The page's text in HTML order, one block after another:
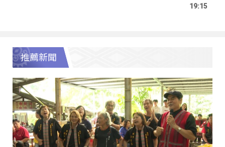
19:15
推薦新聞